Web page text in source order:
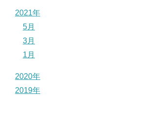
2021年
5月
3月
1月
2020年
2019年